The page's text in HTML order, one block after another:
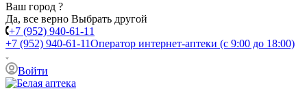
Ваш город ?
Да, все верно Выбрать другой
+7 (952) 940-61-11
+7 (952) 940-61-11Оператор интернет-аптеки (с 9:00 до 18:00)
Войти